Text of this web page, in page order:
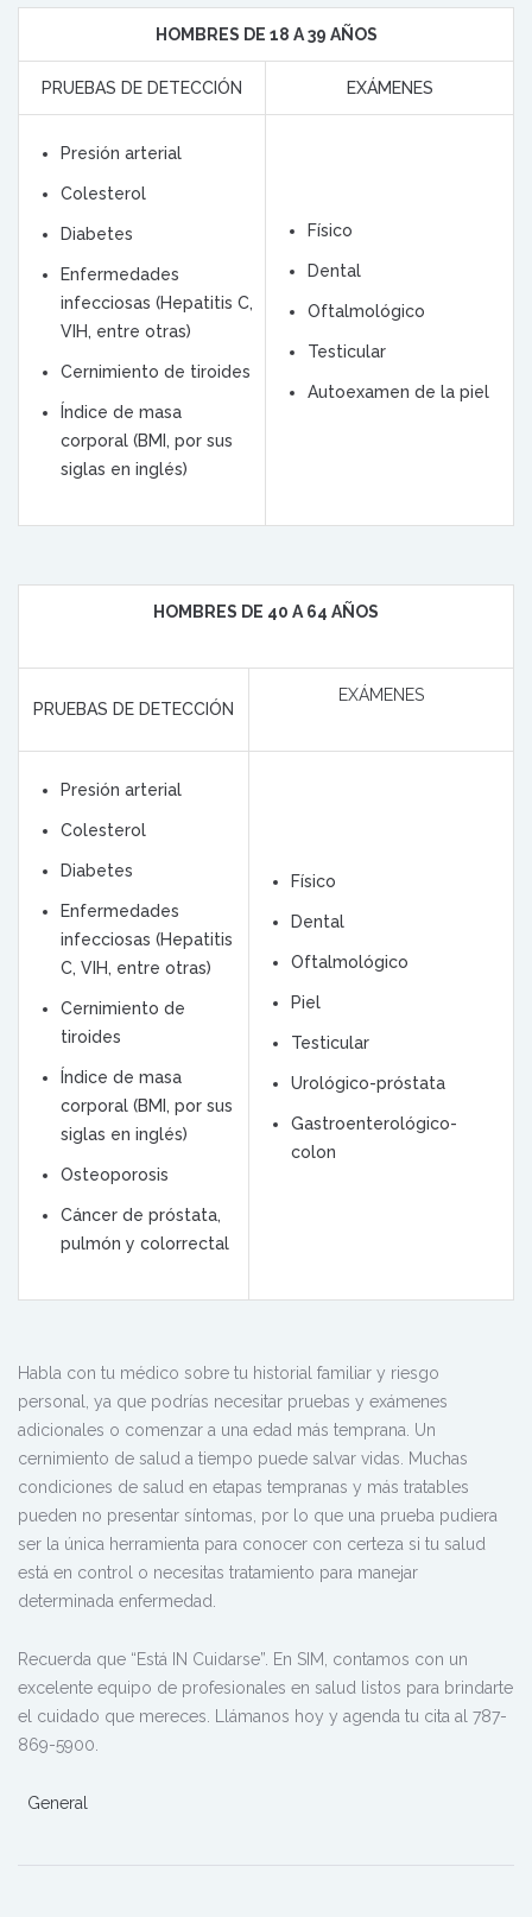
HOMBRES DE 18 A 39 AÑOS
PRUEBAS DE DETECCIÓN EXÁMENES
Presión arterial
Colesterol
Diabetes
Enfermedades
infecciosas (Hepatitis C,
VIH, entre otras)
Cernimiento de tiroides
Índice de masa
corporal (BMI, por sus
siglas en inglés)
Físico
Dental
Oftalmológico
Testicular
Autoexamen de la piel
HOMBRES DE 40 A 64 AÑOS
PRUEBAS DE DETECCIÓN
EXÁMENES
Presión arterial
Colesterol
Diabetes
Enfermedades
infecciosas (Hepatitis
C, VIH, entre otras)
Cernimiento de
tiroides
Índice de masa
corporal (BMI, por sus
siglas en inglés)
Osteoporosis
Cáncer de próstata,
pulmón y colorrectal
Físico
Dental
Oftalmológico
Piel
Testicular
Urológico-próstata
Gastroenterológico-
colon
Habla con tu médico sobre tu historial familiar y riesgo
personal, ya que podrías necesitar pruebas y exámenes
adicionales o comenzar a una edad más temprana. Un
cernimiento de salud a tiempo puede salvar vidas. Muchas
condiciones de salud en etapas tempranas y más tratables
pueden no presentar síntomas, por lo que una prueba pudiera
ser la única herramienta para conocer con certeza si tu salud
está en control o necesitas tratamiento para manejar
determinada enfermedad.
Recuerda que “Está IN Cuidarse”. En SIM, contamos con un
excelente equipo de profesionales en salud listos para brindarte
el cuidado que mereces. Llámanos hoy y agenda tu cita al 787-
869-5900.
General